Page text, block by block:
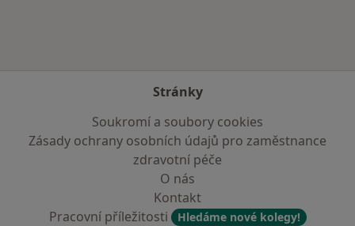
Stránky
Soukromí a soubory cookies
Zásady ochrany osobních údajů pro zaměstnance
zdravotní péče
O nás
Kontakt
Pracovní příležitosti
Hledáme nové kolegy!